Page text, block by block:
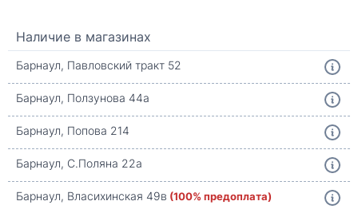
Наличие в магазинах
Барнаул, Павловский тракт 52
Барнаул, Ползунова 44а
Барнаул, Попова 214
Барнаул, С.Поляна 22а
Барнаул, Власихинская 49в (100% предоплата)